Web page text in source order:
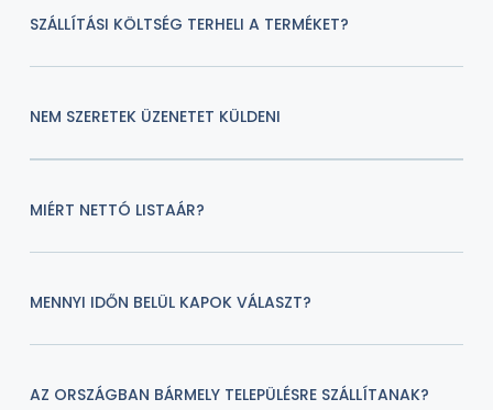
SZÁLLÍTÁSI KÖLTSÉG TERHELI A TERMÉKET?
NEM SZERETEK ÜZENETET KÜLDENI
MIÉRT NETTÓ LISTAÁR?
MENNYI IDŐN BELÜL KAPOK VÁLASZT?
AZ ORSZÁGBAN BÁRMELY TELEPÜLÉSRE SZÁLLÍTANAK?